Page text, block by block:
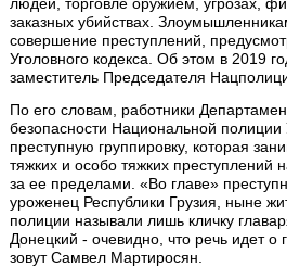
заказных убийствах.
совершение преступлений,
Уголовного кодекса. Об этом в 2019
заместитель Председателя
По его словам, работники
безопасности Национальной полиции
преступную группировку, которая
тяжких и особо тяжких преступлений
за ее пределами. «Во главе»
уроженец Республики Грузия, ныне
полиции называли лишь кличку
Донецкий - очевидно, что речь идет о
зовут Самвел Мартиросян.